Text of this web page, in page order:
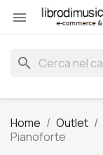

search
Home Outlet
Pianoforte